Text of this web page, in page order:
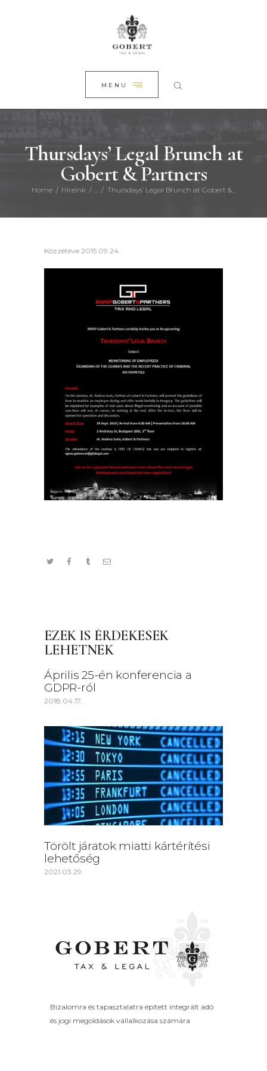
MENU
Thursdays’ Legal Brunch at
Gobert & Partners
Home Híreink ... Thursdays’ Legal Brunch at Gobert &...
KAPCSOLAT
Közzétéve 2015.09.24.
EZEK IS ÉRDEKESEK
LEHETNEK
Április 25-én konferencia a
GDPR-ról
2018.04.17.
Törölt járatok miatti kártérítési
lehetőség
2021.03.29.
Bizalomra és tapasztalatra épített integrált adó
és jogi megoldások vállalkozása számára